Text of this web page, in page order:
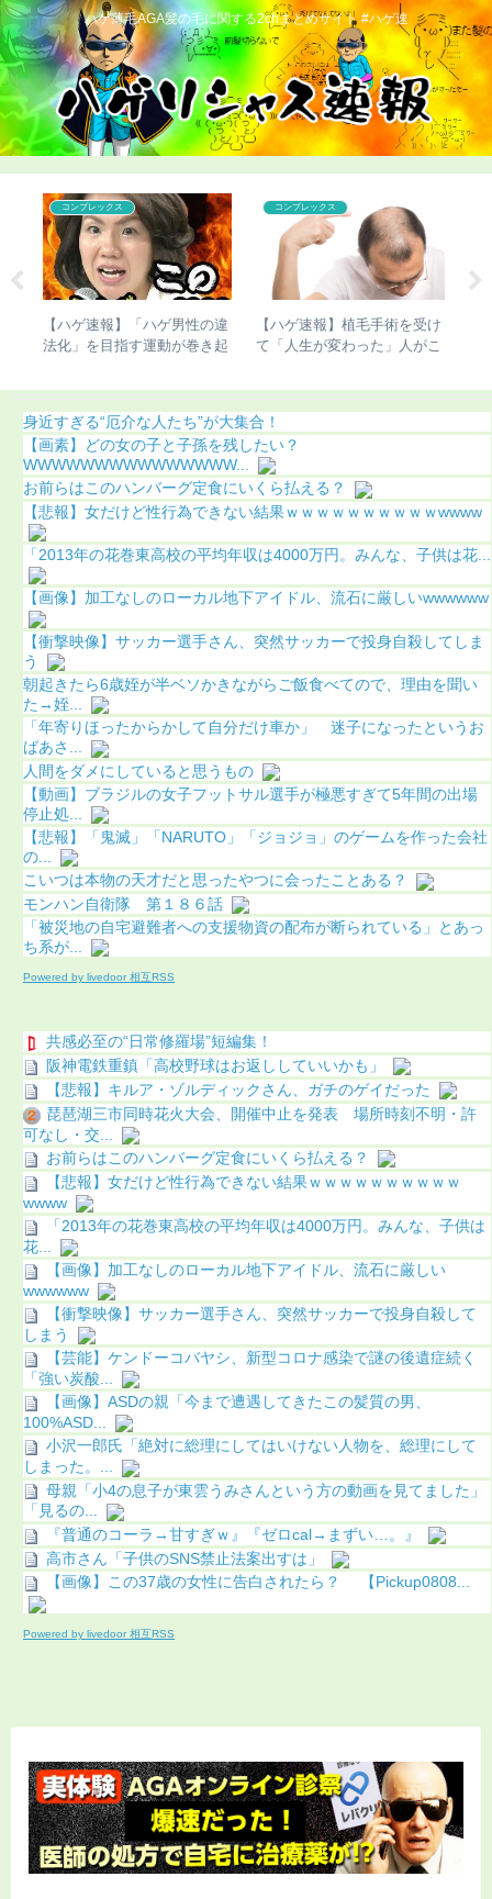
ハゲ薄毛AGA髪の毛に関する2chまとめサイト #ハゲ速
コンプレックス
【ハゲ速報】「ハゲ男性の違
法化」を目指す運動が巻き起
コンプレックス
【ハゲ速報】植毛手術を受け
て「人生が変わった」人がこ
身近すぎる“厄介な人たち”が大集合！
【画素】どの女の子と子孫を残したい？
WWWWWWWWWWWWWWW...
お前らはこのハンバーグ定食にいくら払える？
【悲報】女だけど性行為できない結果ｗｗｗｗｗｗｗｗｗｗwwww
「2013年の花巻東高校の平均年収は4000万円。みんな、子供は花...
【画像】加工なしのローカル地下アイドル、流石に厳しいwwwwww
【衝撃映像】サッカー選手さん、突然サッカーで投身自殺してしま
う
朝起きたら6歳姪が半ベソかきながらご飯食べてので、理由を聞い
た→姪...
「年寄りほったからかして自分だけ車か」 迷子になったというお
ばあさ...
人間をダメにしていると思うもの
【動画】ブラジルの女子フットサル選手が極悪すぎて5年間の出場
停止処...
【悲報】「鬼滅」「NARUTO」「ジョジョ」のゲームを作った会社
の...
こいつは本物の天才だと思ったやつに会ったことある？
モンハン自衛隊 第１８６話
「被災地の自宅避難者への支援物資の配布が断られている」とあっ
ち系が...
Powered by livedoor 相互RSS
共感必至の“日常修羅場”短編集！
阪神電鉄重鎮「高校野球はお返ししていいかも」
【悲報】キルア・ゾルディックさん、ガチのゲイだった
琵琶湖三市同時花火大会、開催中止を発表 場所時刻不明・許
可なし・交...
お前らはこのハンバーグ定食にいくら払える？
【悲報】女だけど性行為できない結果ｗｗｗｗｗｗｗｗｗｗ
wwww
「2013年の花巻東高校の平均年収は4000万円。みんな、子供は
花...
【画像】加工なしのローカル地下アイドル、流石に厳しい
wwwwww
【衝撃映像】サッカー選手さん、突然サッカーで投身自殺して
しまう
【芸能】ケンドーコバヤシ、新型コロナ感染で謎の後遺症続く
「強い炭酸...
【画像】ASDの親「今まで遭遇してきたこの髪質の男、
100%ASD...
小沢一郎氏「絶対に総理にしてはいけない人物を、総理にして
しまった。...
母親「小4の息子が東雲うみさんという方の動画を見てました」
「見るの...
『普通のコーラ→甘すぎｗ』『ゼロcal→まずい…。』
高市さん「子供のSNS禁止法案出すは」
【画像】この37歳の女性に告白されたら？ 【Pickup0808...
Powered by livedoor 相互RSS